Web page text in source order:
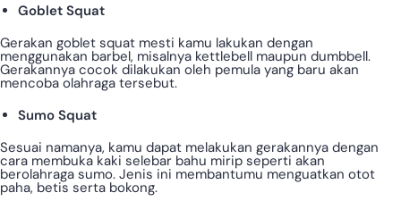
Goblet Squat
Gerakan goblet squat mesti kamu lakukan dengan
menggunakan barbel, misalnya kettlebell maupun dumbbell.
Gerakannya cocok dilakukan oleh pemula yang baru akan
mencoba olahraga tersebut.
Sumo Squat
Sesuai namanya, kamu dapat melakukan gerakannya dengan
cara membuka kaki selebar bahu mirip seperti akan
berolahraga sumo. Jenis ini membantumu menguatkan otot
paha, betis serta bokong.